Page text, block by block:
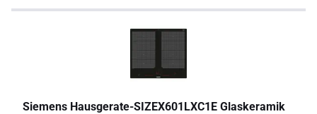
Siemens Hausgerate-SIZEX601LXC1E Glaskeramik